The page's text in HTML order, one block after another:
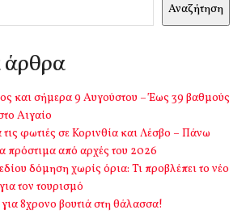
Αναζήτηση
και σήμερα 9 Αυγούστου – Έως 39 βαθμούς
Αιγαίο
τις φωτιές σε Κορινθία και Λέσβο – Πάνω
πρόστιμα από αρχές του 2026
δόμηση χωρίς όρια: Τι προβλέπει το νέο
τον τουρισμό
8χρονο βουτιά στη θάλασσα!